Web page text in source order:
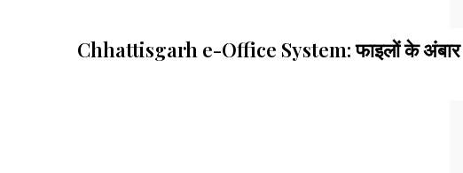
Chhattisgarh e-Office System: फाइलों के अंबार से